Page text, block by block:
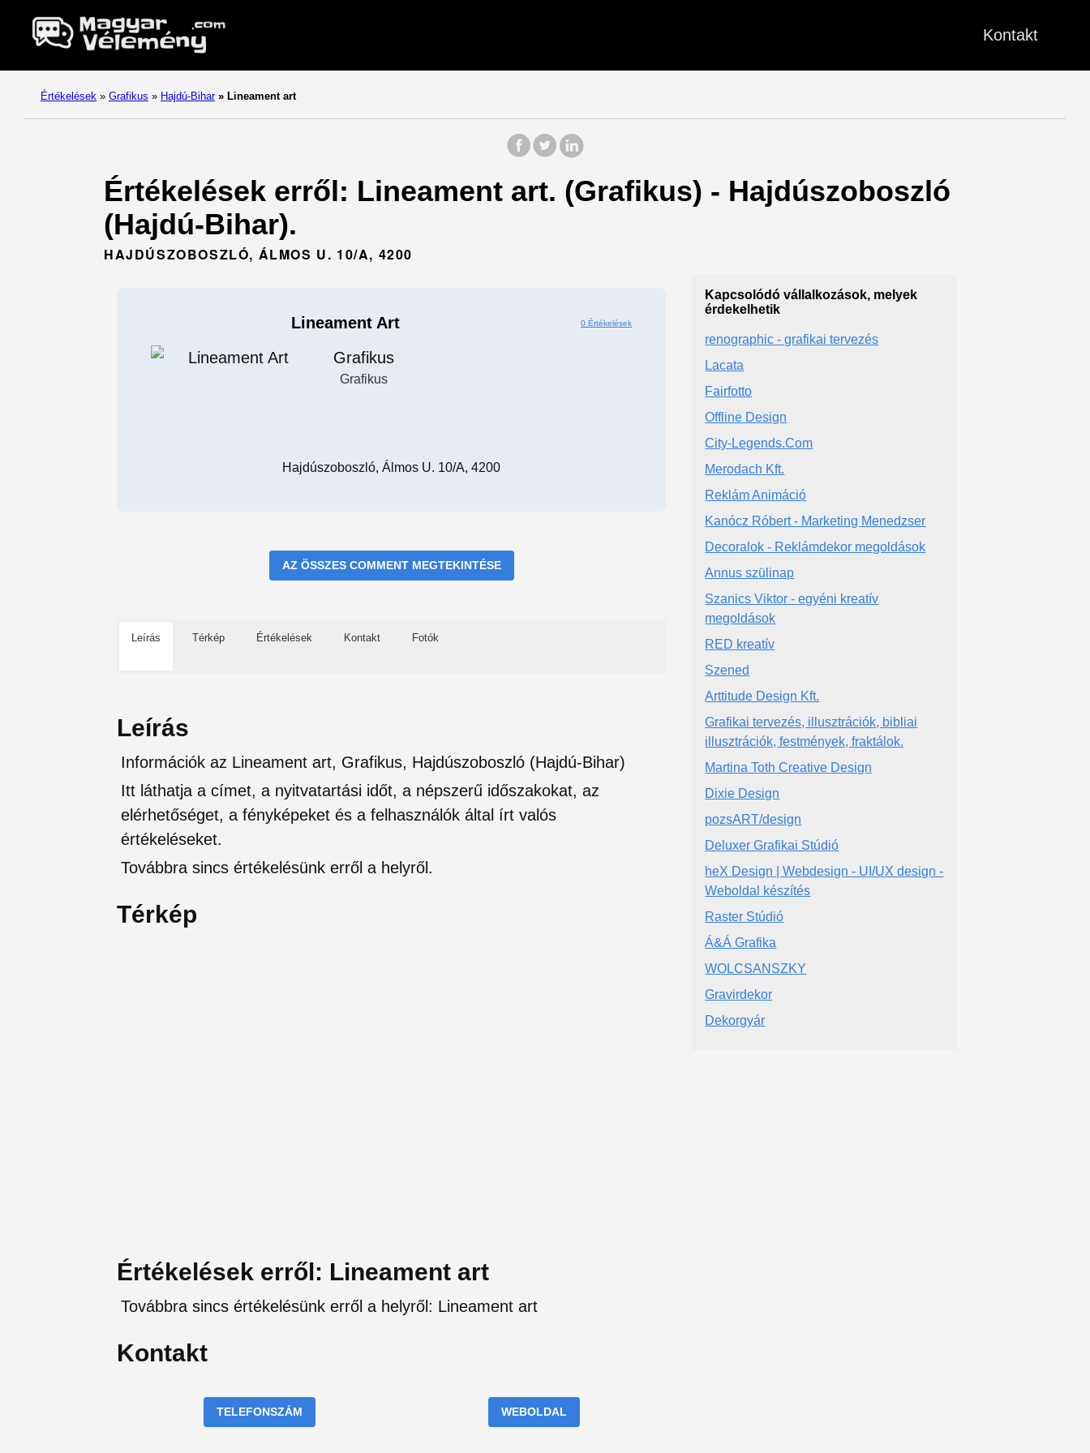
Kontakt
Értékelések » Grafikus » Hajdú-Bihar » Lineament art
Értékelések erről: Lineament art. (Grafikus) - Hajdúszoboszló
(Hajdú-Bihar).
HAJDÚSZOBOSZLÓ, ÁLMOS U. 10/A, 4200
Lineament Art 0 Értékelések
Grafikus
Grafikus
Hajdúszoboszló, Álmos U. 10/a, 4200
AZ ÖSSZES COMMENT MEGTEKINTÉSE
Leírás Térkép Értékelések Kontakt Fotók
Leírás
Információk az Lineament art, Grafikus, Hajdúszoboszló (Hajdú-Bihar)
Itt láthatja a címet, a nyitvatartási időt, a népszerű időszakokat, az
elérhetőséget, a fényképeket és a felhasználók által írt valós
értékeléseket.
Továbbra sincs értékelésünk erről a helyről.
Térkép
Értékelések erről: Lineament art
Továbbra sincs értékelésünk erről a helyről: Lineament art
Kontakt
TELEFONSZÁM WEBOLDAL
Kapcsolódó vállalkozások, melyek
érdekelhetik
renographic - grafikai tervezés
Lacata
Fairfotto
Offline Design
City-Legends.Com
Merodach Kft.
Reklám Animáció
Kanócz Róbert - Marketing Menedzser
Decoralok - Reklámdekor megoldások
Annus szülinap
Szanics Viktor - egyéni kreatív
megoldások
RED kreatív
Szened
Arttitude Design Kft.
Grafikai tervezés, illusztrációk, bibliai
illusztrációk, festmények, fraktálok.
Martina Toth Creative Design
Dixie Design
pozsART/design
Deluxer Grafikai Stúdió
heX Design | Webdesign - UI/UX design -
Weboldal készítés
Raster Stúdió
Á&Á Grafika
WOLCSANSZKY
Gravirdekor
Dekorgyár